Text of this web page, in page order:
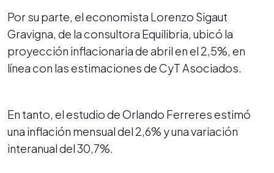
Por su parte, el economista Lorenzo Sigaut
Gravigna, de la consultora Equilibria, ubicó la
proyección inflacionaria de abril en el 2,5%, en
línea con las estimaciones de CyT Asociados.
En tanto, el estudio de Orlando Ferreres estimó
una inflación mensual del 2,6% y una variación
interanual del 30,7%.